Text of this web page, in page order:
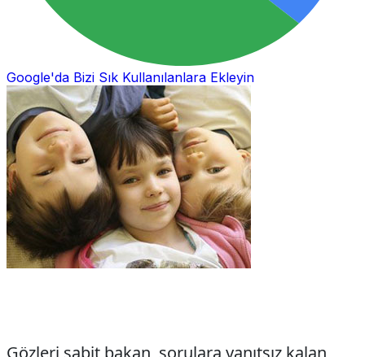
Google'da Bizi Sık Kullanılanlara Ekleyin